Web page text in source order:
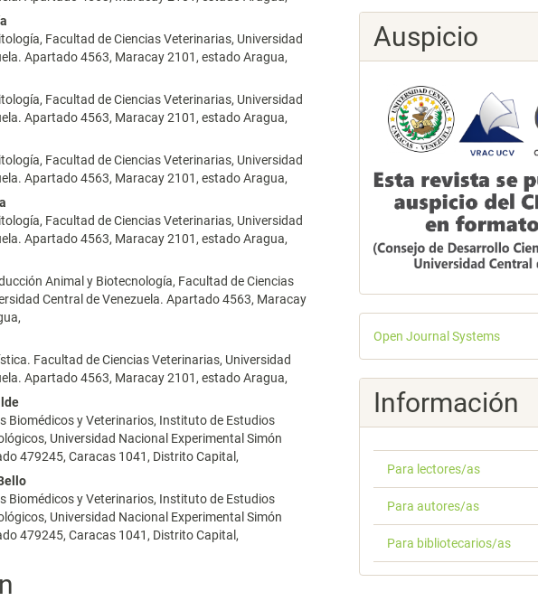
Facultad de Ciencias Veterinarias, Universidad
Apartado 4563, Maracay 2101, estado Aragua,
Facultad de Ciencias Veterinarias, Universidad
Apartado 4563, Maracay 2101, estado Aragua,
Facultad de Ciencias Veterinarias, Universidad
Apartado 4563, Maracay 2101, estado Aragua,
Facultad de Ciencias Veterinarias, Universidad
Apartado 4563, Maracay 2101, estado Aragua,
Animal y Biotecnología, Facultad de Ciencias
Central de Venezuela. Apartado 4563, Maracay
Facultad de Ciencias Veterinarias, Universidad
Apartado 4563, Maracay 2101, estado Aragua,
Biomédicos y Veterinarios, Instituto de Estudios
Universidad Nacional Experimental Simón
479245, Caracas 1041, Distrito Capital,
Biomédicos y Veterinarios, Instituto de Estudios
Universidad Nacional Experimental Simón
479245, Caracas 1041, Distrito Capital,
Auspicio
Desarrollado
por
Open Journal Systems
Información
Para lectores/as
Para autores/as
Para bibliotecarios/as